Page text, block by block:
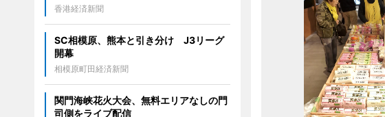
香港経済新聞
SC相模原、熊本と引き分け J3リーグ
開幕
相模原町田経済新聞
関門海峡花火大会、無料エリアなしの門
司側をライブ配信